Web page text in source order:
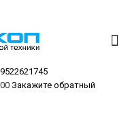
Закажите обратный